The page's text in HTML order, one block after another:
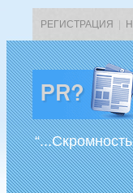
РЕГИСТРАЦИЯ